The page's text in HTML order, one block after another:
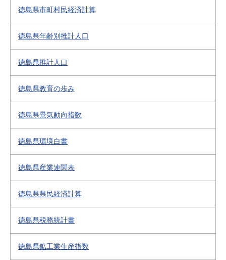
徳島県市町村民経済計算
徳島県年齢別推計人口
徳島県推計人口
徳島県教育の歩み
徳島県景気動向指数
徳島県環境白書
徳島県産業連関表
徳島県県民経済計算
徳島県税務統計書
徳島県鉱工業生産指数